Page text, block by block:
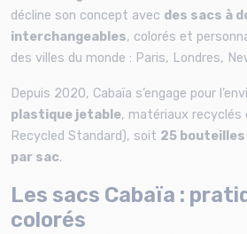
décline son concept avec des sacs à
interchangeables, colorés et
des villes du monde : Paris, Londres,
Depuis 2020, Cabaïa s’engage pour
plastique jetable, matériaux recyclés
Recycled Standard), soit 25
par sac.
Les sacs Cabaïa :
colorés